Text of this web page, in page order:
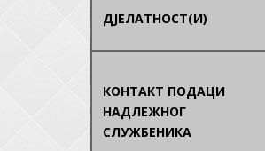
ДЈЕЛАТНОСТ(И)
КОНТАКТ ПОДАЦИ
НАДЛЕЖНОГ
СЛУЖБЕНИКА